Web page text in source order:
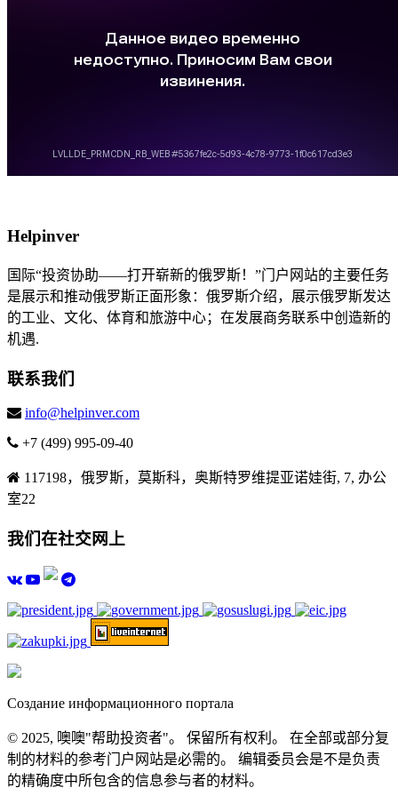
Helpinver
国际“投资协助——打开崭新的俄罗斯！”门户网站的主要任务
是展示和推动俄罗斯正面形象：俄罗斯介绍，展示俄罗斯发达
的工业、文化、体育和旅游中心；在发展商务联系中创造新的
机遇.
联系我们
info@helpinver.com
+7 (499) 995-09-40
117198，俄罗斯，莫斯科，奥斯特罗维提亚诺娃街, 7, 办公
室22
我们在社交网上
Создание информационного портала
© 2025, 噢噢"帮助投资者"。 保留所有权利。 在全部或部分复
制的材料的参考门户网站是必需的。 编辑委员会是不是负责
的精确度中所包含的信息参与者的材料。